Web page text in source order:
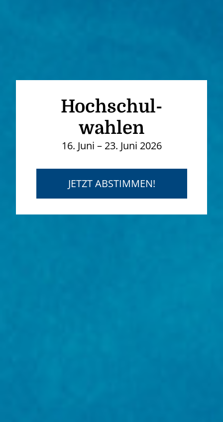
Hochschul­
wahlen
16. Juni – 23. Juni 2026
JETZT ABSTIMMEN!